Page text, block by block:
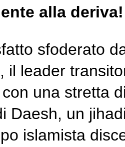
alla deriva!
sfoderato
il leader
una stretta
Daesh, un
islamista